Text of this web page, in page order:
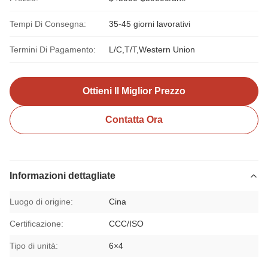
Tempi Di Consegna: 35-45 giorni lavorativi
Termini Di Pagamento: L/C,T/T,Western Union
Ottieni Il Miglior Prezzo
Contatta Ora
Informazioni dettagliate
Luogo di origine: Cina
Certificazione: CCC/ISO
Tipo di unità: 6×4